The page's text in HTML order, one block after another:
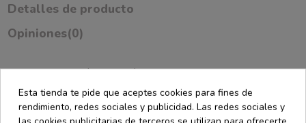
Detalles de producto
Opiniones(0)
La bolsa asa cordón con botón transparente de 12x5x15 cm es
una opción práctica y moderna para presentar pequeños
productos. Su acabado translúcido permite ver parcialmente el
contenido, lo que aporta un toque original al packaging.
Esta tienda te pide que aceptes cookies para fines de
rendimiento, redes sociales y publicidad. Las redes sociales y